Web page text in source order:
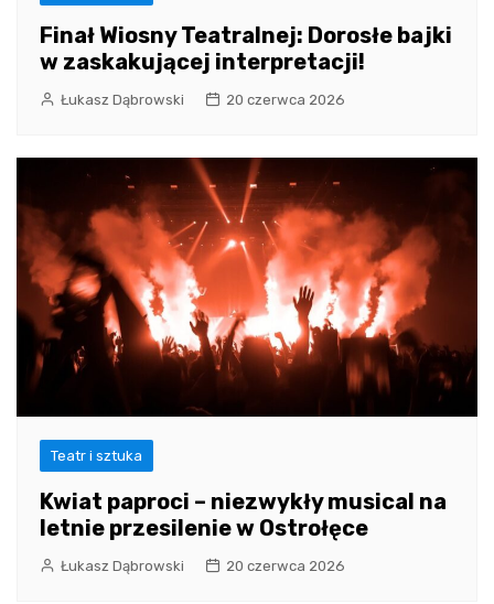
Finał Wiosny Teatralnej: Dorosłe bajki
w zaskakującej interpretacji!
Łukasz Dąbrowski 20 czerwca 2026
Teatr i sztuka
Kwiat paproci – niezwykły musical na
letnie przesilenie w Ostrołęce
Łukasz Dąbrowski 20 czerwca 2026